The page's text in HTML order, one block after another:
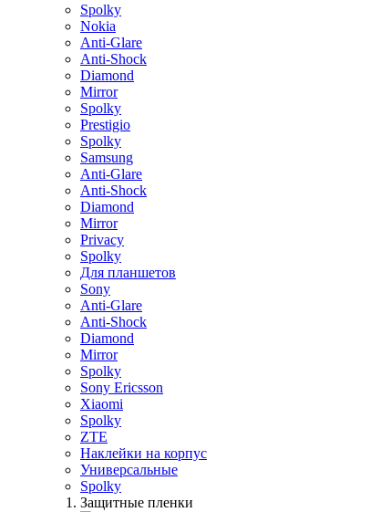
Spolky
Nokia
Anti-Glare
Anti-Shock
Diamond
Mirror
Spolky
Prestigio
Spolky
Samsung
Anti-Glare
Anti-Shock
Diamond
Mirror
Privacy
Spolky
Для планшетов
Sony
Anti-Glare
Anti-Shock
Diamond
Mirror
Spolky
Sony Ericsson
Xiaomi
Spolky
ZTE
Наклейки на корпус
Универсальные
Spolky
Защитные пленки